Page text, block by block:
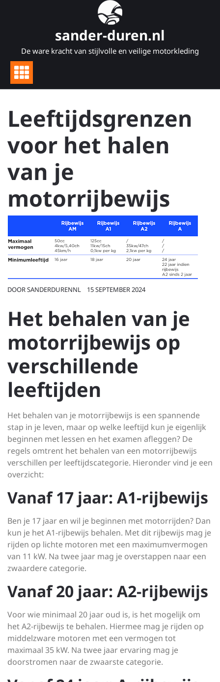
sander-duren.nl
De ware kracht van stijlvolle en veilige motorkleding
Leeftijdsgrenzen
voor het halen
van je
motorrijbewijs
DOORSANDERDURENNL 15 SEPTEMBER 2024
Het behalen van je
motorrijbewijs op
verschillende
leeftijden
Het behalen van je motorrijbewijs is een spannende
stap in je leven, maar op welke leeftijd kun je eigenlijk
beginnen met lessen en het examen afleggen? De
regels omtrent het behalen van een motorrijbewijs
verschillen per leeftijdscategorie. Hieronder vind je een
overzicht:
Vanaf 17 jaar: A1-rijbewijs
Ben je 17 jaar en wil je beginnen met motorrijden? Dan
kun je het A1-rijbewijs behalen. Met dit rijbewijs mag je
rijden op lichte motoren met een maximumvermogen
van 11 kW. Na twee jaar mag je overstappen naar een
zwaardere categorie.
Vanaf 20 jaar: A2-rijbewijs
Voor wie minimaal 20 jaar oud is, is het mogelijk om
het A2-rijbewijs te behalen. Hiermee mag je rijden op
middelzware motoren met een vermogen tot
maximaal 35 kW. Na twee jaar ervaring mag je
doorstromen naar de zwaarste categorie.